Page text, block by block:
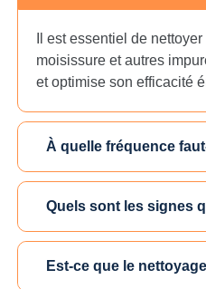
Il est essentiel de
moisissure et autres
et optimise son efficacité
À quelle fréquence
Quels sont les signes
Est-ce que le